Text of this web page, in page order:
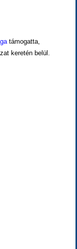
támogatta,
keretén belül.